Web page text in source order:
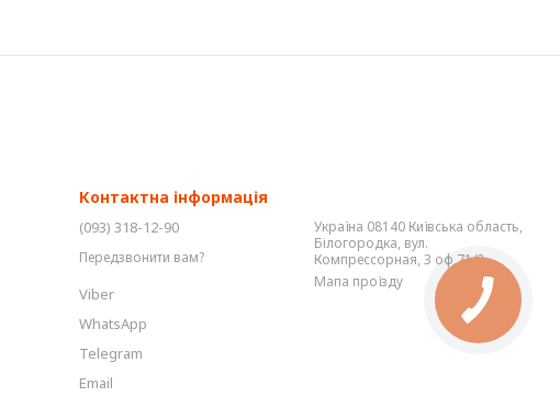
Контактна інформація
(093) 318-12-90
Передзвонити вам?
Viber
WhatsApp
Telegram
Email
Україна 08140 Київська область,
Білогородка, вул.
Компрессорная, 3 оф 71/2
Мапа проїзду